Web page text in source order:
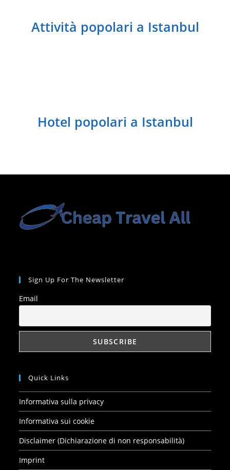
Attività popolari a Istanbul
Hotel popolari a Istanbul
Sign Up For The Newsletter
Email
Quick Links
Informativa sulla privacy
Informativa sui cookie
Disclaimer (Dichiarazione di non responsabilità)
Imprint